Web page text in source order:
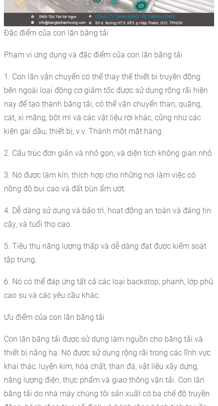
Đặc điểm của con lăn băng tải
Phạm vi ứng dụng và đặc điểm của con lăn băng tải
1. Con lăn vận chuyển có thể thay thế thiết bị truyền động
bên ngoài loại động cơ giảm tốc được sử dụng rộng rãi hiện
nay để tạo thành băng tải, có thể vận chuyển than, quặng,
cát, xi măng, bột mì và các vật liệu rời khác, cũng như các
kiện gai dầu, thiết bị, v.v. Thành một mặt hàng.
2. Cấu trúc đơn giản và nhỏ gọn, và diện tích không gian nhỏ.
3. Nó được làm kín, thích hợp cho những nơi làm việc có
nồng độ bụi cao và đất bùn ẩm ướt.
4. Dễ dàng sử dụng và bảo trì, hoạt động an toàn và đáng tin
cậy, và tuổi thọ cao.
5. Tiêu thụ năng lượng thấp và dễ dàng đạt được kiểm soát
tập trung.
6. Nó có thể đáp ứng tất cả các loại backstop, phanh, lớp phủ
cao su và các yêu cầu khác.
Ưu điểm của con lăn băng tải
Con lăn băng tải được sử dụng làm nguồn cho băng tải và
thiết bị nâng hạ. Nó được sử dụng rộng rãi trong các lĩnh vực
khai thác, luyện kim, hóa chất, than đá, vật liệu xây dựng,
năng lượng điện, thực phẩm và giao thông vận tải. Con lăn
băng tải do nhà máy chúng tôi sản xuất có ba chế độ truyền